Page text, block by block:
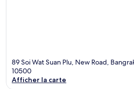
89 Soi Wat Suan Plu, New Road,
10500
Afficher la carte